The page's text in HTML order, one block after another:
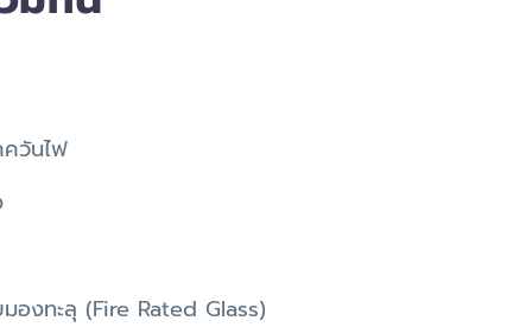
วันไฟ
องทะลุ (Fire Rated Glass)